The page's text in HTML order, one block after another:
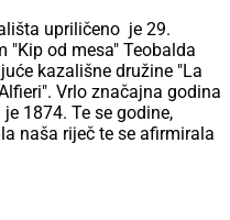
upriličeno je 29.
"Kip od mesa" Teobalda
kazališne družine "La
Vrlo značajna godina
1874. Te se godine,
naša riječ te se afirmirala